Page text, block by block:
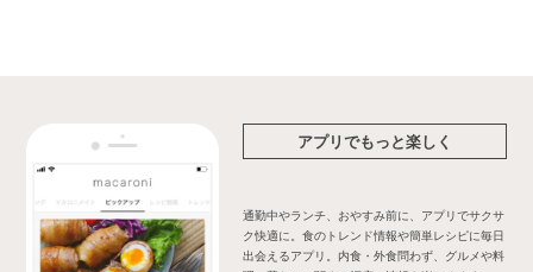
アプリでもっと楽しく
通勤中やランチ、おやすみ前に、アプリでサクサ
ク快適に。食のトレンド情報や簡単レシピに毎日
出会えるアプリ。内食・外食問わず、グルメや料